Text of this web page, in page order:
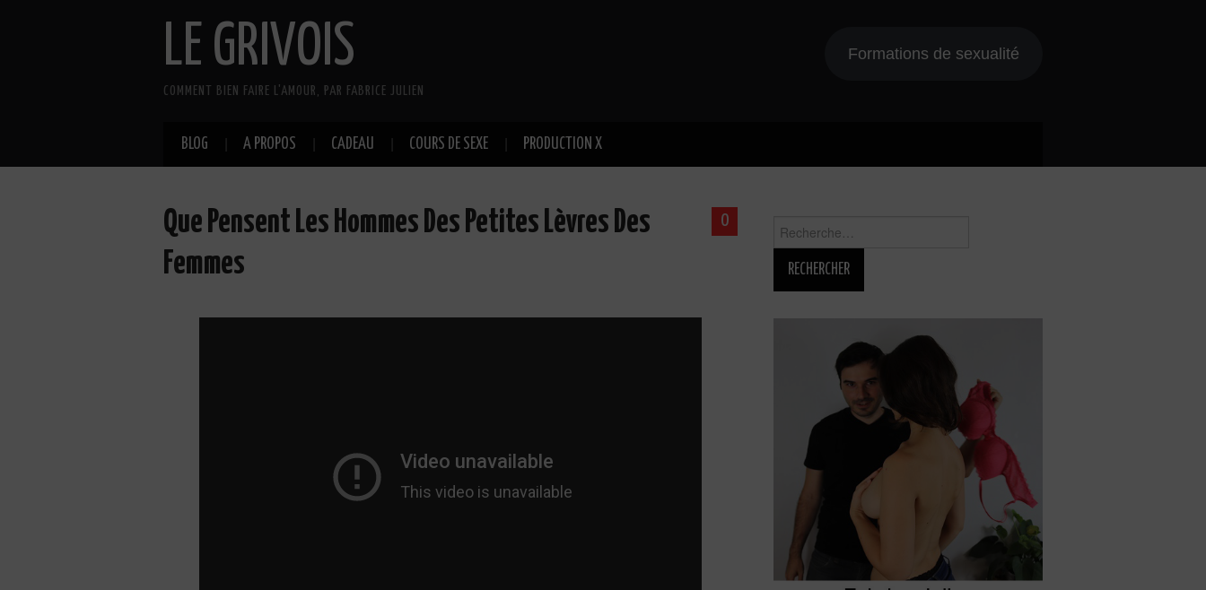
LE GRIVOIS
COMMENT BIEN FAIRE L'AMOUR, PAR FABRICE JULIEN
Formations de sexualité
BLOG A PROPOS CADEAU COURS DE SEXE PRODUCTION X
0
Que Pensent Les Hommes Des Petites Lèvres Des
Femmes